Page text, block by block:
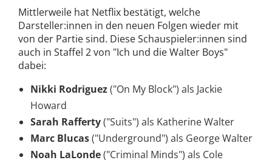
Mittlerweile hat Netflix bestätigt, welche
Darsteller:innen in den neuen Folgen wieder mit
von der Partie sind. Diese Schauspieler:innen sind
auch in Staffel 2 von "Ich und die Walter Boys"
dabei:
Nikki Rodriguez("On My Block") als Jackie
Howard
Sarah Rafferty("Suits") als Katherine Walter
Marc Blucas("Underground") als George Walter
Noah LaLonde("Criminal Minds") als Cole